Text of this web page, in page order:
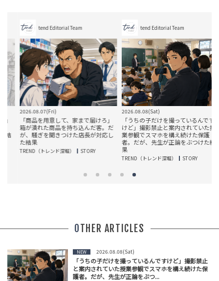
tend Editorial Team
2026.08.07(Fri)
「商品を用意して、家まで届けろ」
箱が潰れた商品を持ち込んだ客。だ
が、騒ぎを聞きつけた店長が対応し
た結果
TREND（トレンド深堀） STORY
tend Editorial Team
2026.08.08(Sat)
「うちの子だけを撮っているんです
けど」撮影禁止と案内されていた授
業参観でスマホを構え続けた保護
者。だが、先生が正論をぶつけた結
TREND（トレンド深堀） STORY
OTHER ARTICLES
NEW 2026.08.08(Sat)
「うちの子だけを撮っているんですけど」撮影禁止
と案内されていた授業参観でスマホを構え続けた保
護者。だが、先生が正論をぶつ...